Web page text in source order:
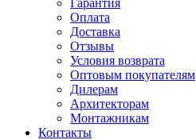
Гарантия
Оплата
Доставка
Отзывы
Условия возврата
Оптовым покупателям
Дилерам
Архитекторам
Монтажникам
Контакты